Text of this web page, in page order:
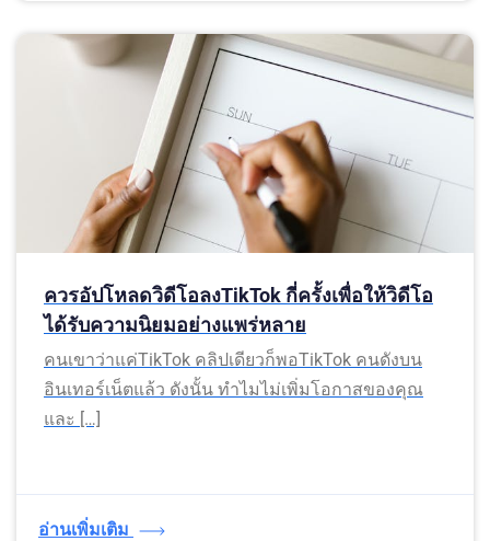
ควรอัปโหลดวิดีโอลงTikTok กี่ครั้งเพื่อให้วิดีโอ
ได้รับความนิยมอย่างแพร่หลาย
คนเขาว่าแค่TikTok คลิปเดียวก็พอTikTok คนดังบน
อินเทอร์เน็ตแล้ว ดังนั้น ทำไมไม่เพิ่มโอกาสของคุณ
และ […]
อ่านเพิ่มเติม